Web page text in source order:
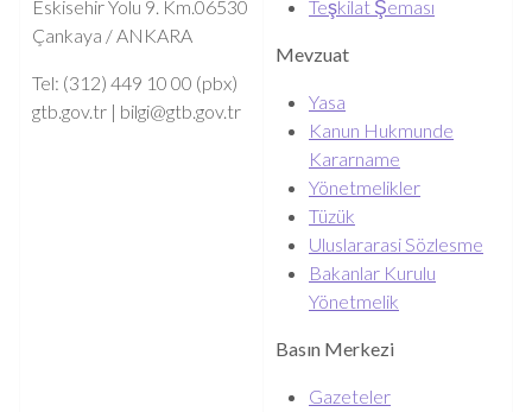
Eskisehir Yolu 9. Km.06530
Çankaya / ANKARA
Tel: (312) 449 10 00 (pbx)
gtb.gov.tr | bilgi@gtb.gov.tr
Teşkilat Şeması
Mevzuat
Yasa
Kanun Hukmunde
Kararname
Yönetmelikler
Tüzük
Uluslararasi Sözlesme
Bakanlar Kurulu
Yönetmelik
Basın Merkezi
Gazeteler